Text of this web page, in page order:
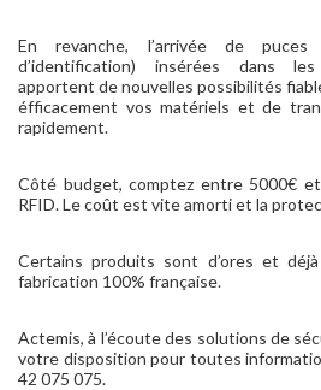
En revanche, l’arrivée de puces
d’identification) insérées dans
apportent de nouvelles possibilités
éfficacement vos matériels et de
rapidement.
Côté budget, comptez entre 5000€
RFID. Le coût est vite amorti et la
Certains produits sont d’ores et
fabrication 100% française.
Actemis, à l’écoute des solutions de
votre disposition pour toutes
42 075 075.